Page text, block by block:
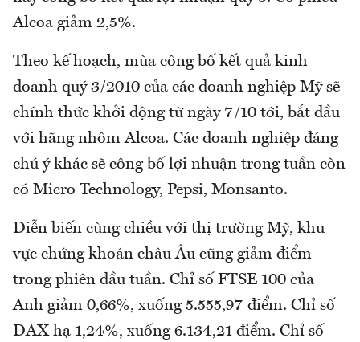
Alcoa giảm 2,5%.
Theo kế hoạch, mùa công bố kết quả kinh
doanh quý 3/2010 của các doanh nghiệp Mỹ sẽ
chính thức khởi động từ ngày 7/10 tới, bắt đầu
với hãng nhôm Alcoa. Các doanh nghiệp đáng
chú ý khác sẽ công bố lợi nhuận trong tuần còn
có Micro Technology, Pepsi, Monsanto.
Diễn biến cùng chiều với thị trường Mỹ, khu
vực chứng khoán châu Âu cũng giảm điểm
trong phiên đầu tuần. Chỉ số FTSE 100 của
Anh giảm 0,66%, xuống 5.555,97 điểm. Chỉ số
DAX hạ 1,24%, xuống 6.134,21 điểm. Chỉ số